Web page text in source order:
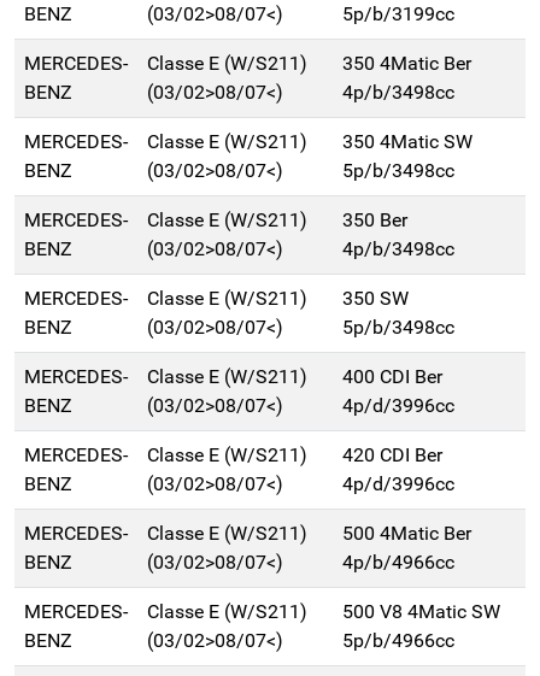
BENZ
(03/02>08/07<)
5p/b/3199cc
MERCEDES-
BENZ
Classe E (W/S211)
(03/02>08/07<)
350 4Matic Ber
4p/b/3498cc
MERCEDES-
BENZ
Classe E (W/S211)
(03/02>08/07<)
350 4Matic SW
5p/b/3498cc
MERCEDES-
BENZ
Classe E (W/S211)
(03/02>08/07<)
350 Ber
4p/b/3498cc
MERCEDES-
BENZ
Classe E (W/S211)
(03/02>08/07<)
350 SW
5p/b/3498cc
MERCEDES-
BENZ
Classe E (W/S211)
(03/02>08/07<)
400 CDI Ber
4p/d/3996cc
MERCEDES-
BENZ
Classe E (W/S211)
(03/02>08/07<)
420 CDI Ber
4p/d/3996cc
MERCEDES-
BENZ
Classe E (W/S211)
(03/02>08/07<)
500 4Matic Ber
4p/b/4966cc
MERCEDES-
BENZ
Classe E (W/S211)
(03/02>08/07<)
500 V8 4Matic SW
5p/b/4966cc